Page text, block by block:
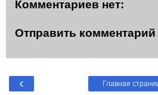
Комментариев нет:
Отправить комментарий
‹ Главная